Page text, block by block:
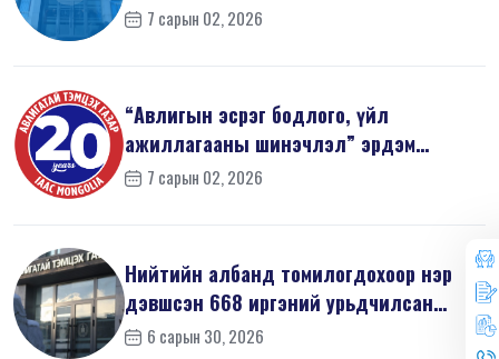
7 сарын 02, 2026
“Авлигын эсрэг бодлого, үйл
ажиллагааны шинэчлэл” эрдэм
шинжилгээний б...
7 сарын 02, 2026
Нийтийн албанд томилогдохоор нэр
дэвшсэн 668 иргэний урьдчилсан
мэдүүл...
6 сарын 30, 2026